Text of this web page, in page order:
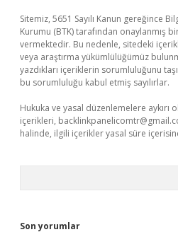
Sitemiz, 5651 Sayılı Kanun gereğince
Kurumu (BTK) tarafından onaylanmış
vermektedir. Bu nedenle, sitedeki
veya araştırma yükümlülüğümüz
yazdıkları içeriklerin sorumluluğunu
bu sorumluluğu kabul etmiş sayılırlar.
Hukuka ve yasal düzenlemelere aykırı
içerikleri,
halinde, ilgili içerikler yasal süre
Son yorumlar